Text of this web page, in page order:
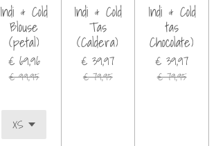
Indi & Cold
Blouse
(petal)
€ 69,96
€ 99,95
Indi & Cold
Tas
(Caldera)
€ 39,97
€ 79,95
Indi & Cold
tas
Chocolate)
€ 39,97
€ 79,95